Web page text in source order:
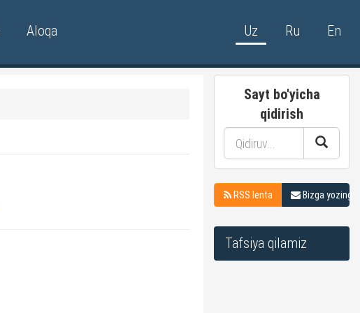
Aloqa Uz Ru En
Sayt bo'yicha
qidirish
RSS lenta Bizga yozing
Tafsiya qilamiz